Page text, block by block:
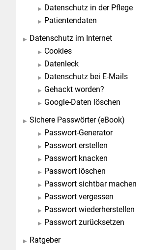
Datenschutz in der Pflege
Patientendaten
Datenschutz im Internet
Cookies
Datenleck
Datenschutz bei E-Mails
Gehackt worden?
Google-Daten löschen
Sichere Passwörter (eBook)
Passwort-Generator
Passwort erstellen
Passwort knacken
Passwort löschen
Passwort sichtbar machen
Passwort vergessen
Passwort wiederherstellen
Passwort zurücksetzen
Ratgeber